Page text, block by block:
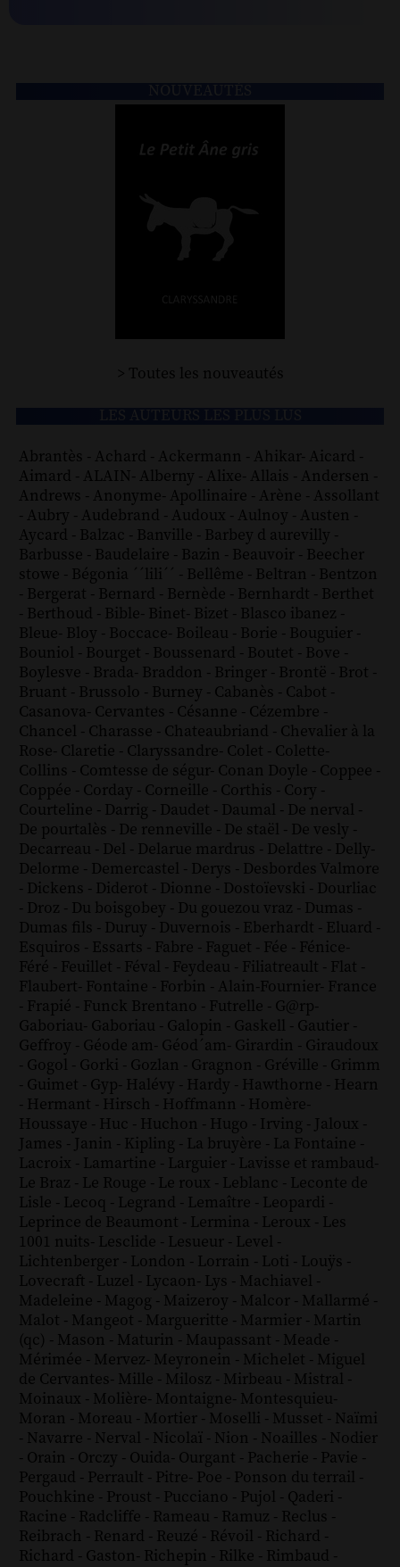
> Toutes les nouveautés
Abrantès - Achard - Ackermann - Ahikar- Aicard -
Aimard - ALAIN- Alberny - Alixe- Allais - Andersen -
Andrews - Anonyme- Apollinaire - Arène - Assollant
- Aubry - Audebrand - Audoux - Aulnoy - Austen -
Aycard - Balzac - Banville - Barbey d aurevilly -
Barbusse - Baudelaire - Bazin - Beauvoir - Beecher
stowe - Bégonia ´´lili´´ - Bellême - Beltran - Bentzon
- Bergerat - Bernard - Bernède - Bernhardt - Berthet
- Berthoud - Bible- Binet- Bizet - Blasco ibanez -
Bleue- Bloy - Boccace- Boileau - Borie - Bouguier -
Bouniol - Bourget - Boussenard - Boutet - Bove -
Boylesve - Brada- Braddon - Bringer - Brontë - Brot -
Bruant - Brussolo - Burney - Cabanès - Cabot -
Casanova- Cervantes - Césanne - Cézembre -
Chancel - Charasse - Chateaubriand - Chevalier à la
Rose- Claretie - Claryssandre- Colet - Colette-
Collins - Comtesse de ségur- Conan Doyle - Coppee -
Coppée - Corday - Corneille - Corthis - Cory -
Courteline - Darrig - Daudet - Daumal - De nerval -
De pourtalès - De renneville - De staël - De vesly -
Decarreau - Del - Delarue mardrus - Delattre - Delly-
Delorme - Demercastel - Derys - Desbordes Valmore
- Dickens - Diderot - Dionne - Dostoïevski - Dourliac
- Droz - Du boisgobey - Du gouezou vraz - Dumas -
Dumas fils - Duruy - Duvernois - Eberhardt - Eluard -
Esquiros - Essarts - Fabre - Faguet - Fée - Fénice-
Féré - Feuillet - Féval - Feydeau - Filiatreault - Flat -
Flaubert- Fontaine - Forbin - Alain-Fournier- France
- Frapié - Funck Brentano - Futrelle - G@rp-
Gaboriau- Gaboriau - Galopin - Gaskell - Gautier -
Geffroy - Géode am- Géod´am- Girardin - Giraudoux
- Gogol - Gorki - Gozlan - Gragnon - Gréville - Grimm
- Guimet - Gyp- Halévy - Hardy - Hawthorne - Hearn
- Hermant - Hirsch - Hoffmann - Homère-
Houssaye - Huc - Huchon - Hugo - Irving - Jaloux -
James - Janin - Kipling - La bruyère - La Fontaine -
Lacroix - Lamartine - Larguier - Lavisse et rambaud-
Le Braz - Le Rouge - Le roux - Leblanc - Leconte de
Lisle - Lecoq - Legrand - Lemaître - Leopardi -
Leprince de Beaumont - Lermina - Leroux - Les
1001 nuits- Lesclide - Lesueur - Level -
Lichtenberger - London - Lorrain - Loti - Louÿs -
Lovecraft - Luzel - Lycaon- Lys - Machiavel -
Madeleine - Magog - Maizeroy - Malcor - Mallarmé -
Malot - Mangeot - Margueritte - Marmier - Martin
(qc) - Mason - Maturin - Maupassant - Meade -
Mérimée - Mervez- Meyronein - Michelet - Miguel
de Cervantes- Mille - Milosz - Mirbeau - Mistral -
Moinaux - Molière- Montaigne- Montesquieu-
Moran - Moreau - Mortier - Moselli - Musset - Naïmi
- Navarre - Nerval - Nicolaï - Nion - Noailles - Nodier
- Orain - Orczy - Ouida- Ourgant - Pacherie - Pavie -
Pergaud - Perrault - Pitre- Poe - Ponson du terrail -
Pouchkine - Proust - Pucciano - Pujol - Qaderi -
Racine - Radcliffe - Rameau - Ramuz - Reclus -
Reibrach - Renard - Reuzé - Révoil - Richard -
Richard - Gaston- Richepin - Rilke - Rimbaud -